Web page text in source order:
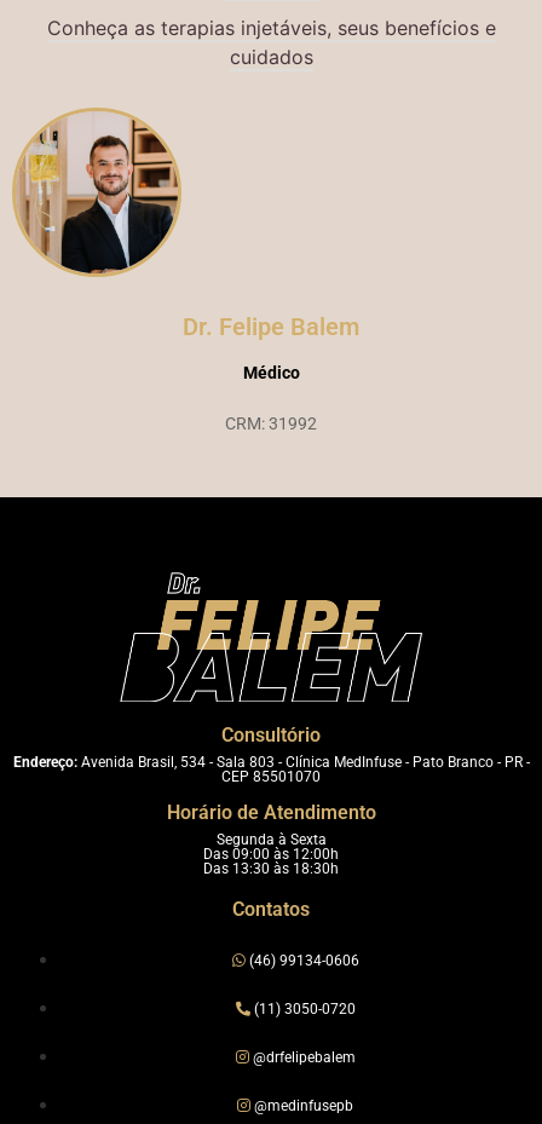
Conheça as terapias injetáveis, seus benefícios e
cuidados
Dr. Felipe Balem
Médico
CRM: 31992
Consultório
Endereço:Avenida Brasil, 534 - Sala 803 - Clínica MedInfuse - Pato Branco - PR -
CEP 85501070
Horário de Atendimento
Segunda à Sexta
Das 09:00 às 12:00h
Das 13:30 às 18:30h
Contatos
(46) 99134-0606
(11) 3050-0720
@drfelipebalem
@medinfusepb